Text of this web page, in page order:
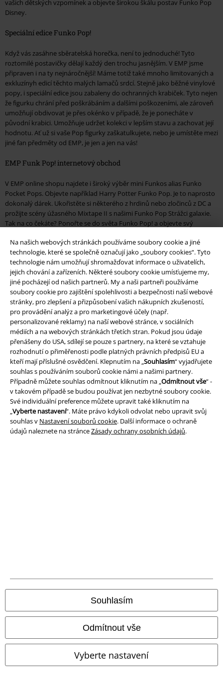
Na našich webových stránkách používáme soubory cookie a jiné
technologie, které se společně označují jako „soubory cookies“. Tyto
technologie nám umožňují shromažďovat informace o uživatelích,
jejich chování a zařízeních. Některé soubory cookie umísťujeme my,
jiné pocházejí od našich partnerů. My a naši partneři používáme
soubory cookie pro zajištění spolehlivosti a bezpečnosti naší webové
stránky, pro zlepšení a přizpůsobení vašich nákupních zkušeností,
pro provádění analýz a pro marketingové účely (např.
personalizované reklamy) na naší webové stránce, v sociálních
médiích a na webových stránkách třetích stran. Pokud jsou údaje
přenášeny do USA, sdílejí se pouze s partnery, na které se vztahuje
rozhodnutí o přiměřenosti podle platných právních předpisů EU a
kteří mají příslušné osvědčení. Klepnutím na „Souhlasím“ vyjadřujete
souhlas s používáním souborů cookie námi a našimi partnery.
Případně můžete souhlas odmítnout kliknutím na „Odmítnout vše“ -
v takovém případě se budou používat jen nezbytné soubory cookie.
Své individuální preference můžete upravit také kliknutím na
„Vyberte nastavení“. Máte právo kdykoli odvolat nebo upravit svůj
souhlas v Nastavení souborů cookie. Další informace o ochraně
údajů naleznete na stránceZásady ochrany osobních údajů.
Souhlasím
Odmítnout vše
Vyberte nastavení
vašich dětských vzpomínek a objevte širokou škálu postav Funko Pop
Disney.
Speciální edice Funko Pop!
Když vás zasáhne sběratelská horečka, není to jednoduché! Tyto
roztomilé postavičky dělají každý den trochu jasnějším. V EMP jsme
připraven i na ty nejnáročnější! Máme totiž také mnoho limitovaných a
exkluzínyh edicí těchto malých lamačů srdcí. Stejně jako běžné vinylové
popy, i speciální edice jsou zabaleny do ochranných krabiček. Tyto nejen
že figurku chrání před poškrábáním a dalšími poškozeními, ale zároveň
umožňují obdivovat je přes okénko v případě, že je ponecháte v
původní krabici. Umožňuje udržet kolekci v lepším stavu a zachovat její
hodnotu. Ať už si vaše Pop figurky zaškatulkujete, nebo je umístěte mezi
jiné fan předměty od EMP, je jen a jen na vás!
EMP Funk Pop! internetový obchod
V EMP online shopu najdete i široký výběr mini Funkos alias Funko
Pocket Pops. Objevte například Harry Potter Funko Pop. Je to naprosto
dokonalý dárek. Ukořistěte si některého z hrdinů nebo zločinců z DC a
prožijte scény úžasného Mixtape II s našimi Funko Pop Strážci galaxie.
Tak na co čekáte? Ponořte se do světa Funko Pop! a objevte svý
20%
Sleva
E-Mail Newsletter
Získejte 20% slevový poukaz, když se přihlásíte
teď!Více
Tímto souhlasím se zasíláním EMP Newslettru a souhlasím s tím, že
E.M.P. Merchandising mbH může zpracovávat mé osobní údaje a
pravidelně mi posílat informace o svých produktech. Mé osobní údaje
budou zpracovány v souladu s ustanovenímiOchrana osobních údajů
Můj souhlas mohu kdykoliv odvolat na odhlašovací odkaz/link.
Unsubscribehere.
Odebírat
Zahájit chat
Zákaznícky servis